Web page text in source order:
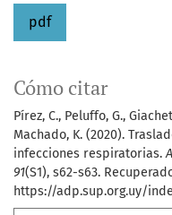
pdf
Cómo citar
Pírez, C., Peluffo, G.,
Machado, K. (2020).
infecciones respiratorias.
91(S1), s62-s63.
https://adp.sup.org.uy/